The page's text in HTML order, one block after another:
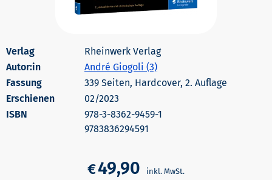
Rheinwerk Verlag
Autor:in
André Giogoli (3)
339 Seiten, Hardcover, 2. Auflage
Erschienen
02/2023
978-3-8362-9459-1
9783836294591
€49,90